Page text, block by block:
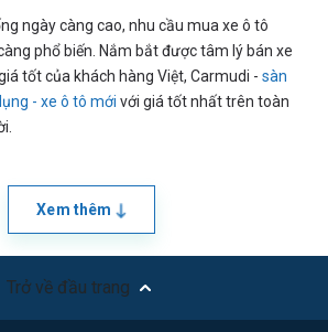
ngày càng cao, nhu cầu mua xe ô tô
phổ biến. Nắm bắt được tâm lý bán xe
tốt của khách hàng Việt, Carmudi - sàn
- xe ô tô mới với giá tốt nhất trên toàn
Xem thêm
Trở về đầu trang